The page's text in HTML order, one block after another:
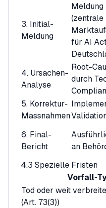
3. Initial-
Meldung
(zentrale
für AI
4. Ursachen-
Analyse
Root-
durch
5. Korrektur-
Massnahmen
6. Final-
Bericht
an
4.3 Spezielle Fristen
Vorfall-
Tod oder weit
(Art. 73(3))